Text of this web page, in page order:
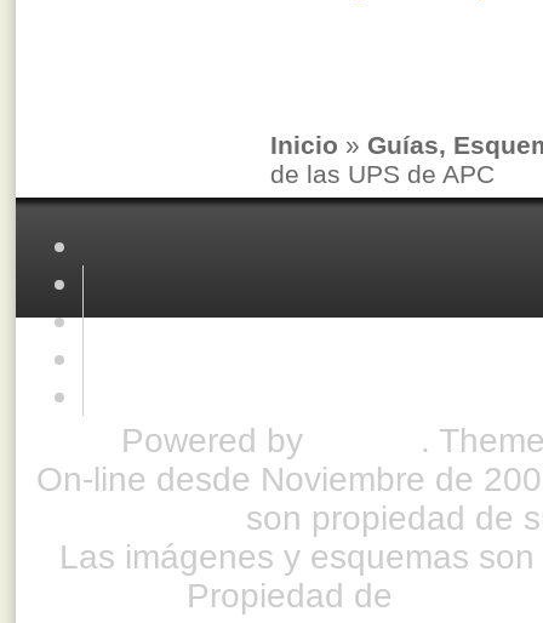
Inicio » Guías,
de las UPS de APC
Powered by
.
On-line desde Noviembre de
son propiedad de
Las imágenes y esquemas
Propiedad de